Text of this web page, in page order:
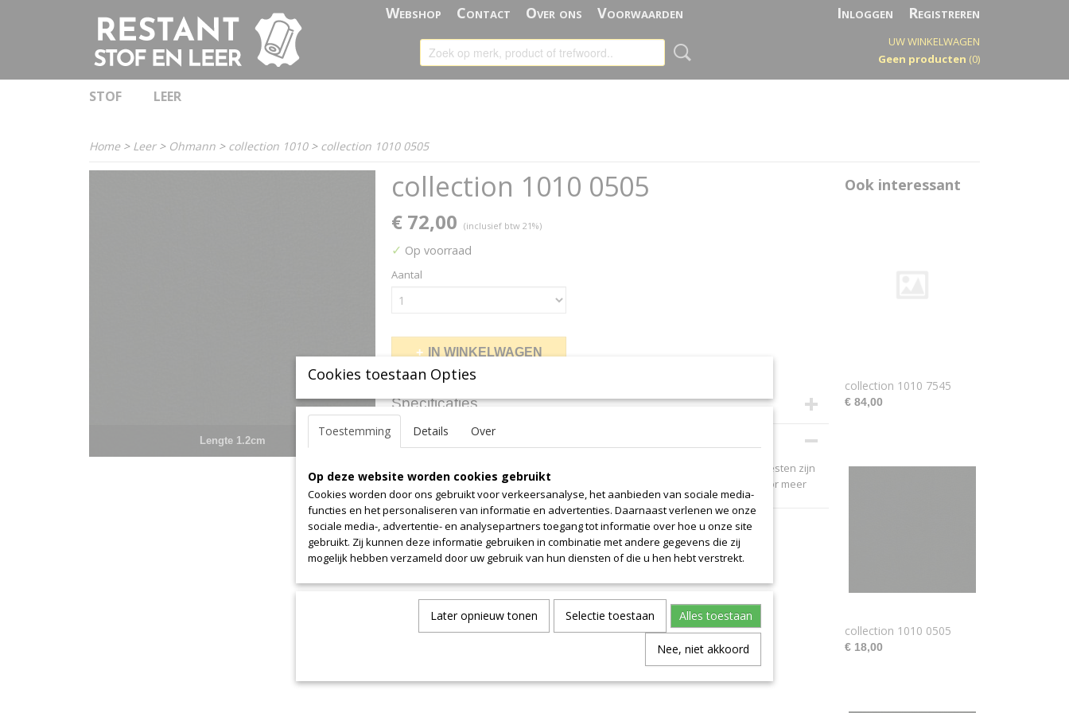
Webshop Contact Over ons Voorwaarden Inloggen Registreren
UW WINKELWAGEN
Geen producten (0)
STOF LEER
Home> Leer> Ohmann > collection 1010> collection 1010 0505
Lengte 1.2cm
collection 1010 0505
€ 72,00 (inclusief btw 21%)
✓ Op voorraad
Aantal
IN WINKELWAGEN
Specificaties
Productcode leverancier
Omschrijving
Oppervlak 1.2 m2. Let op! Prijs is alleen voor dit uniek stuk. Overgebleven leerresten zijn
per definitie allemaal van onregelmatige vormen. Neem contact met ons op voor meer
informatie.
Ook interessant
collection 1010 7545
€ 84,00
collection 1010 0505
€ 18,00
Cookies toestaan Opties
Toestemming Details Over
Op deze website worden cookies gebruikt
Cookies worden door ons gebruikt voor verkeersanalyse, het aanbieden van sociale media-
functies en het personaliseren van informatie en advertenties. Daarnaast verlenen we onze
sociale media-, advertentie- en analysepartners toegang tot informatie over hoe u onze site
gebruikt. Zij kunnen deze informatie gebruiken in combinatie met andere gegevens die zij
mogelijk hebben verzameld door uw gebruik van hun diensten of die u hen hebt verstrekt.
Later opnieuw tonen Selectie toestaan Alles toestaan
Nee, niet akkoord